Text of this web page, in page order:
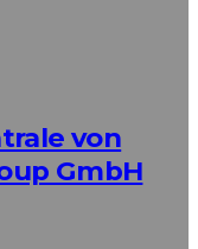
von
GmbH